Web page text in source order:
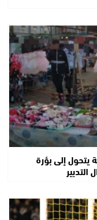
إلى بؤرة